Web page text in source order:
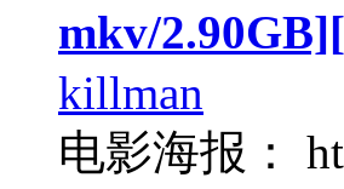
mkv/
killman
电影海报：